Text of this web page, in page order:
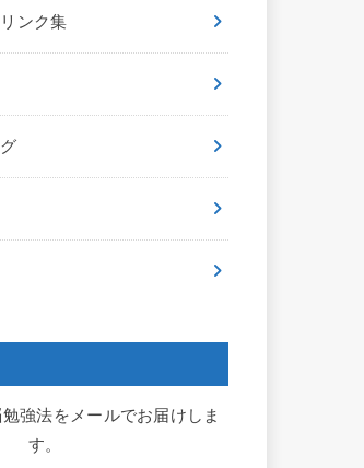
ンク集
強法をメールでお届けしま
す。